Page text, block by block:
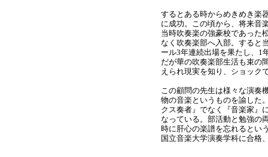
するとある時からめきめき楽
に成功。この頃から、将来音
当時吹奏楽の強豪校であった
なく吹奏楽部へ入部。すると
ール3年連続出場を果たし、 1
だが華の吹奏楽部生活も束の
えられ現実を知り、ショック
この顧問の先生は様々な演奏
物の音楽というものを諭した
クス奏者』でなく『音楽家』
なっている。 部活動と勉強の
時に肝心の楽譜を忘れるとい
国立音楽大学演奏学科に合格